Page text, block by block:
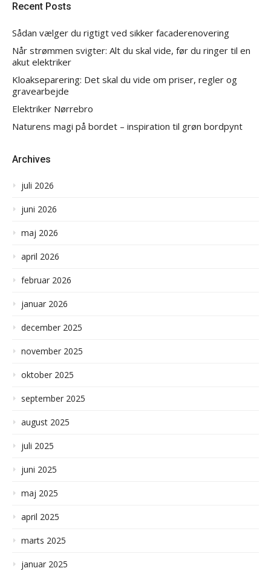
Recent Posts
Sådan vælger du rigtigt ved sikker facaderenovering
Når strømmen svigter: Alt du skal vide, før du ringer til en
akut elektriker
Kloakseparering: Det skal du vide om priser, regler og
gravearbejde
Elektriker Nørrebro
Naturens magi på bordet – inspiration til grøn bordpynt
Archives
juli 2026
juni 2026
maj 2026
april 2026
februar 2026
januar 2026
december 2025
november 2025
oktober 2025
september 2025
august 2025
juli 2025
juni 2025
maj 2025
april 2025
marts 2025
januar 2025